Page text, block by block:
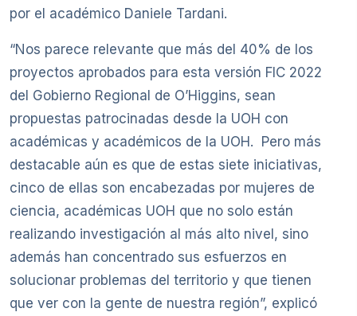
por el académico Daniele Tardani.
“Nos parece relevante que más del 40% de los
proyectos aprobados para esta versión FIC 2022
del Gobierno Regional de O’Higgins, sean
propuestas patrocinadas desde la UOH con
académicas y académicos de la UOH. Pero más
destacable aún es que de estas siete iniciativas,
cinco de ellas son encabezadas por mujeres de
ciencia, académicas UOH que no solo están
realizando investigación al más alto nivel, sino
además han concentrado sus esfuerzos en
solucionar problemas del territorio y que tienen
que ver con la gente de nuestra región”, explicó